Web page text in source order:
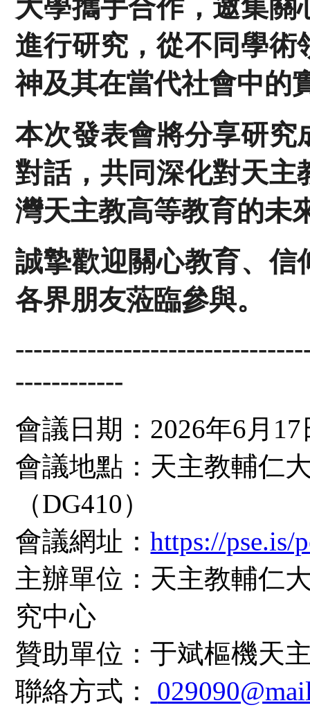
大學攜手合作，邀集
進行研究，從不同學術
神及其在當代社會中的
本次發表會將分享研究
對話，共同深化對天主
灣天主教高等教育的未
誠摯歡迎關心教育、信
各界朋友蒞臨參與。
------------
會議日期：2026年6月
會議地點：天主教輔仁
（DG410）
會議網址：https://pse.is/
主辦單位：天主教輔仁
究中心
贊助單位：于斌樞機天
聯絡方式：